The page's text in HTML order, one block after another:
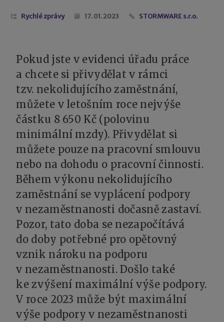
Rychlé zprávy 17. 01. 2023 STORMWARE s.r.o.
Pokud jste v evidenci úřadu práce
a chcete si přivydělat v rámci
tzv. nekolidujícího zaměstnání,
můžete v letošním roce nejvýše
částku 8 650 Kč (polovinu
minimální mzdy). Přivydělat si
můžete pouze na pracovní smlouvu
nebo na dohodu o pracovní činnosti.
Během výkonu nekolidujícího
zaměstnání se vyplácení podpory
v nezaměstnanosti dočasně zastaví.
Pozor, tato doba se nezapočítává
do doby potřebné pro opětovný
vznik nároku na podporu
v nezaměstnanosti. Došlo také
ke zvýšení maximální výše podpory.
V roce 2023 může být maximální
výše podpory v nezaměstnanosti